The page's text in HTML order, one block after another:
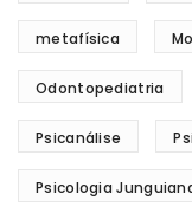
metafísica
Odontopediatria
Psicanálise
Psicologia